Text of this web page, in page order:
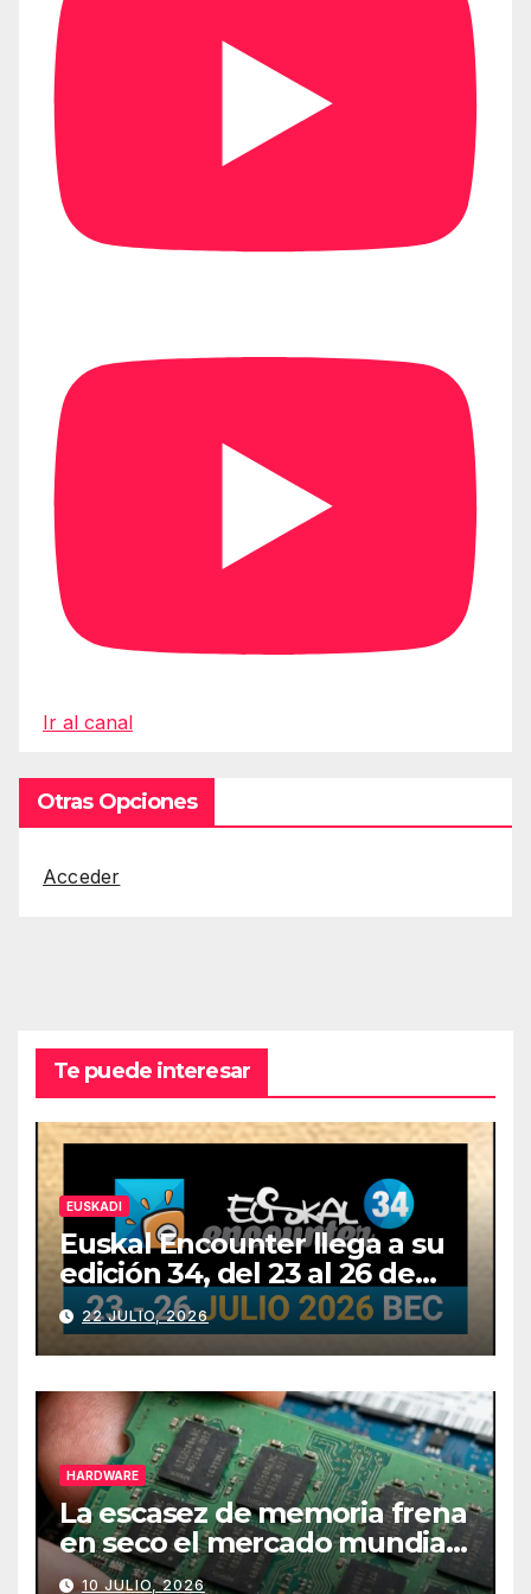
Ir al canal
Otras Opciones
Acceder
Te puede interesar
EUSKADI
Euskal Encounter llega a su
edición 34, del 23 al 26 de
julio
22 JULIO, 2026
HARDWARE
La escasez de memoria frena
en seco el mercado mundial
de PCs
10 JULIO, 2026